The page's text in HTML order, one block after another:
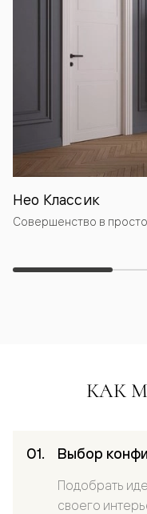
Нео Классик
Совершенство в
КАК
Выбор
Подобрать
своего